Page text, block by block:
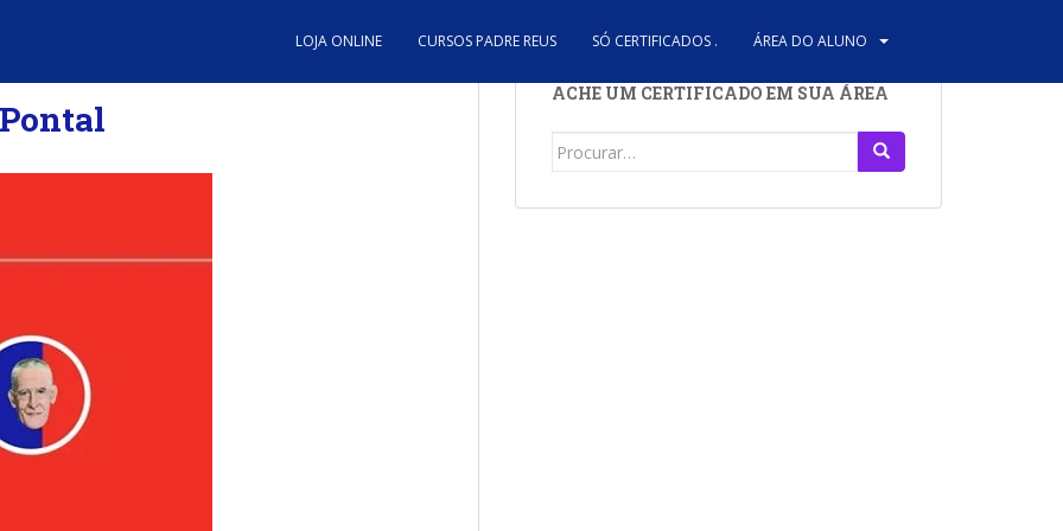
LOJA ONLINE CURSOS PADRE REUS SÓ CERTIFICADOS . ÁREA DO ALUNO
ACHE UM CERTIFICADO EM SUA ÁREA
Search